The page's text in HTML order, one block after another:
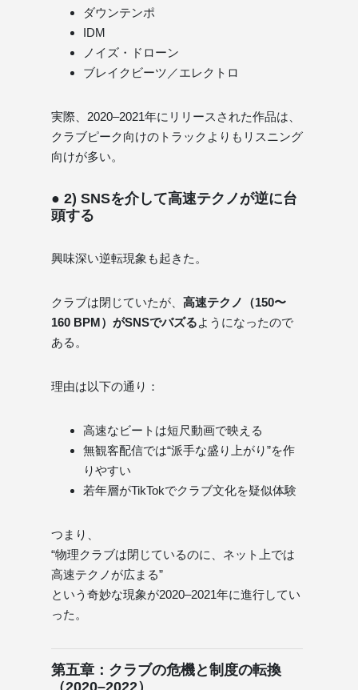
ダウンテンポ
IDM
ノイズ・ドローン
ブレイクビーツ／エレクトロ
実際、2020–2021年にリリースされた作品は、
クラブピーク向けのトラックよりもリスニング
向けが多い。
● 2) SNSを介して高速テクノが逆に台
頭する
興味深い逆転現象も起きた。
クラブは閉じていたが、 高速テクノ（150〜
160 BPM）がSNSでバズるようになったので
ある。
理由は以下の通り：
高速なビートは短尺動画で映える
無観客配信では“派手な盛り上がり”を作
りやすい
若年層がTikTokでクラブ文化を疑似体験
つまり、
“物理クラブは閉じているのに、ネット上では
高速テクノが広まる”
という奇妙な現象が2020–2021年に進行してい
った。
第五章：クラブの危機と制度の転換
（2020–2022）